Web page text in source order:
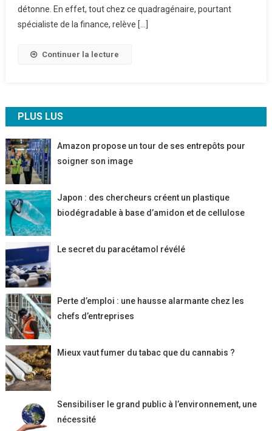
Finance
détonne. En effet, tout chez ce quadragénaire, pourtant
spécialiste de la finance, relève […]
Continuer la lecture
PLUS LUS
Amazon propose un tour de ses entrepôts pour
soigner son image
Japon : des chercheurs créent un plastique
biodégradable à base d’amidon et de cellulose
Le secret du paracétamol révélé
Perte d’emploi : une hausse alarmante chez les
chefs d’entreprises
Mieux vaut fumer du tabac que du cannabis ?
Sensibiliser le grand public à l’environnement, une
nécessité